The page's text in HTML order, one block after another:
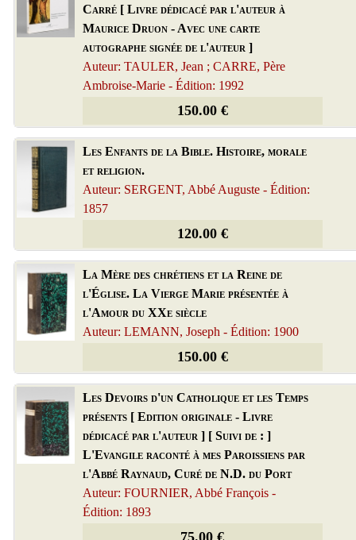
Carré [ Livre dédicacé par l'auteur à
Maurice Druon - Avec une carte
autographe signée de l'auteur ]
Auteur: TAULER, Jean ; CARRE, Père
Ambroise-Marie - Édition: 1992
150.00 €
Les Enfants de la Bible. Histoire, morale
et religion.
Auteur: SERGENT, Abbé Auguste - Édition:
1857
120.00 €
La Mère des chrétiens et la Reine de
l'Église. La Vierge Marie présentée à
l'Amour du XXe siècle
Auteur: LEMANN, Joseph - Édition: 1900
150.00 €
Les Devoirs d'un Catholique et les Temps
présents [ Edition originale - Livre
dédicacé par l'auteur ] [ Suivi de : ]
L'Evangile raconté à mes Paroissiens par
l'Abbé Raynaud, Curé de N.D. du Port
Auteur: FOURNIER, Abbé François -
Édition: 1893
75.00 €